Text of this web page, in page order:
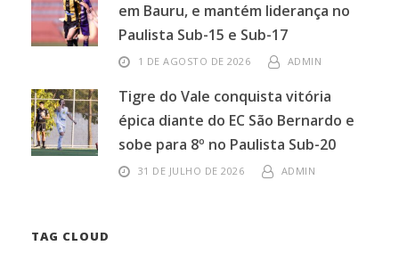
em Bauru, e mantém liderança no
Paulista Sub-15 e Sub-17
1 DE AGOSTO DE 2026 ADMIN
Tigre do Vale conquista vitória
épica diante do EC São Bernardo e
sobe para 8º no Paulista Sub-20
31 DE JULHO DE 2026 ADMIN
TAG CLOUD